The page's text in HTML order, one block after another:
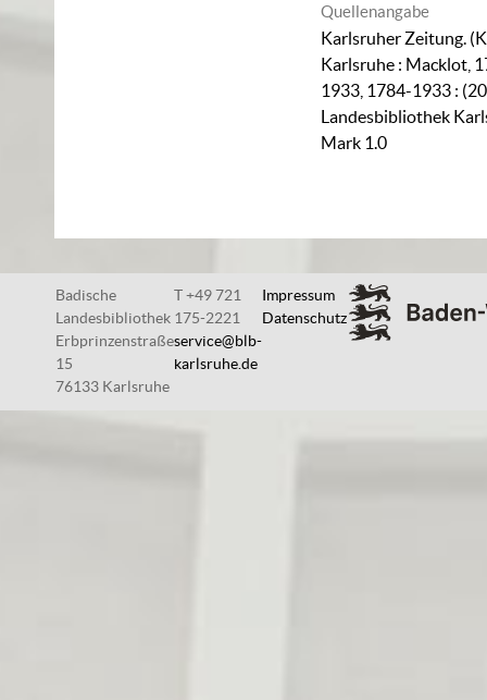
Quellenangabe
Karlsruher Zeitung.
Karlsruhe : Macklot,
1933, 1784-1933 :
Landesbibliothek
Mark 1.0
Badische
Landesbibliothek
Erbprinzenstraße
15
76133 Karlsruhe
T +49 721
175-2221
service@blb-
karlsruhe.de
Impressum
Datenschutz